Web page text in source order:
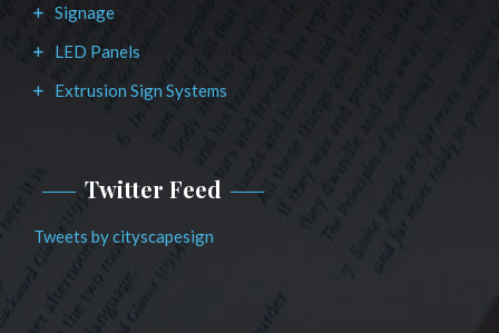
Signage
LED Panels
Extrusion Sign Systems
Twitter Feed
Tweets by cityscapesign